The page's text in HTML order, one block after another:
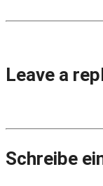
Leave a
Schreibe